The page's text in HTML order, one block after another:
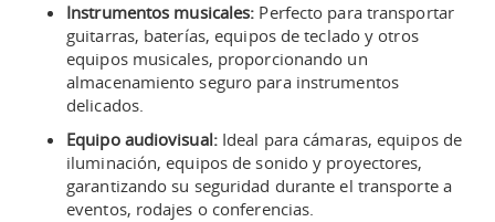
Instrumentos musicales: Perfecto para transportar
guitarras, baterías, equipos de teclado y otros
equipos musicales, proporcionando un
almacenamiento seguro para instrumentos
delicados.
Equipo audiovisual:Ideal para cámaras, equipos de
iluminación, equipos de sonido y proyectores,
garantizando su seguridad durante el transporte a
eventos, rodajes o conferencias.